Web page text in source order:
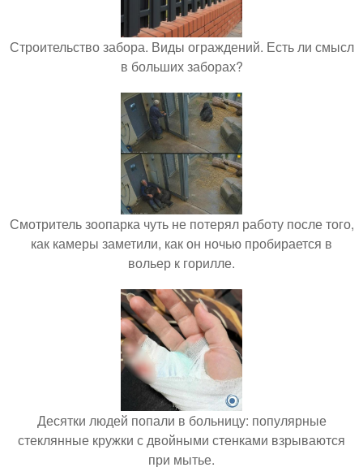
Строительство забора. Виды ограждений. Есть ли смысл
в больших заборах?
Смотритель зоопарка чуть не потерял работу после того,
как камеры заметили, как он ночью пробирается в
вольер к горилле.
Десятки людей попали в больницу: популярные
стеклянные кружки с двойными стенками взрываются
при мытье.